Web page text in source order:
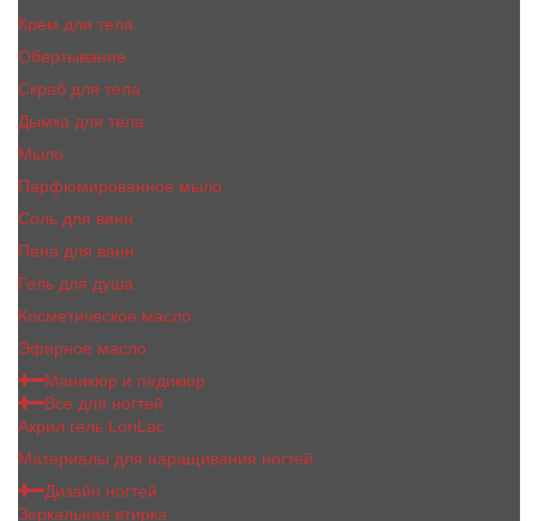
Крем для тела
Обертывание
Скраб для тела
Дымка для тела
Мыло
Парфюмированное мыло
Соль для ванн
Пена для ванн
Гель для душа
Косметическое масло
Эфирное масло
Маникюр и педикюр
Все для ногтей
Акрил гель LoriLac
Материалы для наращивания ногтей
Дизайн ногтей
Зеркальная втирка